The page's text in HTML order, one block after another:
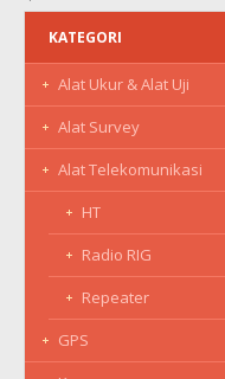
KATEGORI
Alat Ukur & Alat Uji
Alat Survey
Alat Telekomunikasi
HT
Radio RIG
Repeater
GPS